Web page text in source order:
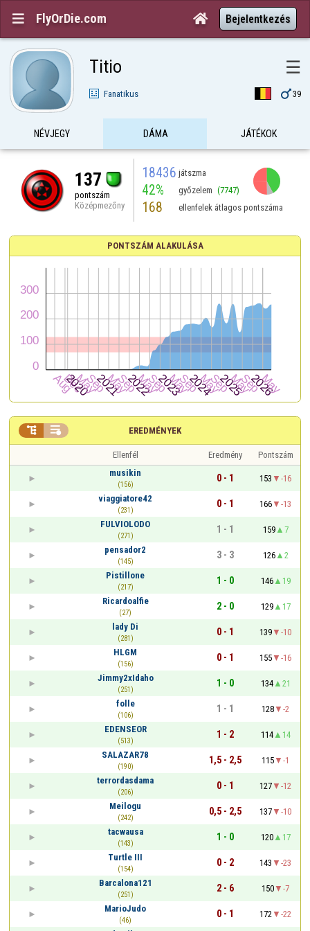
 FlyOrDie.com  Bejelentkezés
Titio ☰
Fanatikus 39
NÉVJEGY DÁMA JÁTÉKOK
137
pontszám
Középmezőny
18436 játszma
42% győzelem (7747)
168 ellenfelek átlagos pontszáma
PONTSZÁM ALAKULÁSA
EREDMÉNYEK
 
Ellenfél Eredmény
Pontszám
musikin
(156)
0 - 1 153
-16
viaggiatore42
(231)
0 - 1 166
-13
FULVIOLODO
(271)
1 - 1 159
7
pensador2
(145)
3 - 3 126
2
Pistillone
(217)
1 - 0 146
19
Ricardoalfie
(27)
2 - 0 129
17
lady Di
(281)
0 - 1 139
-10
HLGM
(156)
0 - 1 155
-16
Jimmy2xIdaho
(251)
1 - 0 134
21
folle
(106)
1 - 1 128
-2
EDENSEOR
(513)
1 - 2 114
14
SALAZAR78
(190)
1,5 - 2,5 115
-1
terrordasdama
(206)
0 - 1 127
-12
Meilogu
(242)
0,5 - 2,5 137
-10
tacwausa
(143)
1 - 0 120
17
Turtle III
(154)
0 - 2 143
-23
Barcalona121
(251)
2 - 6 150
-7
MarioJudo
(46)
0 - 1 172
-22